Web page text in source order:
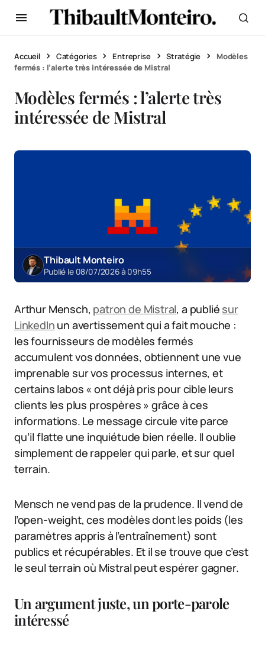
Accueil Catégories Entreprise Stratégie
Modèles
fermés : l’alerte très intéressée de Mistral
Modèles fermés : l’alerte très
intéressée de Mistral
Thibault Monteiro
Publié le 08/07/2026 à 09h55
Arthur Mensch, patron de Mistral, a publié sur
LinkedIn un avertissement qui a fait mouche :
les fournisseurs de modèles fermés
accumulent vos données, obtiennent une vue
imprenable sur vos processus internes, et
certains labos « ont déjà pris pour cible leurs
clients les plus prospères » grâce à ces
informations. Le message circule vite parce
qu’il flatte une inquiétude bien réelle. Il oublie
simplement de rappeler qui parle, et sur quel
terrain.
Mensch ne vend pas de la prudence. Il vend de
l’open-weight, ces modèles dont les poids (les
paramètres appris à l’entraînement) sont
publics et récupérables. Et il se trouve que c’est
le seul terrain où Mistral peut espérer gagner.
Un argument juste, un porte-parole
intéressé